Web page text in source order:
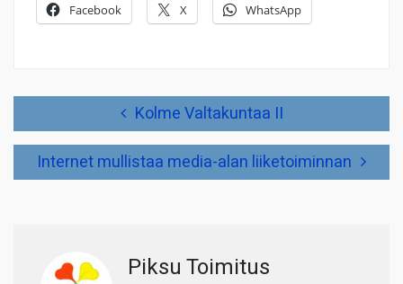
Facebook X WhatsApp
Kolme Valtakuntaa II
Internet mullistaa media-alan liiketoiminnan
Piksu Toimitus